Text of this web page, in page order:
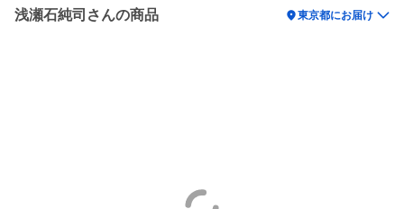
浅瀬石純司さんの商品 location_on東京都にお届け